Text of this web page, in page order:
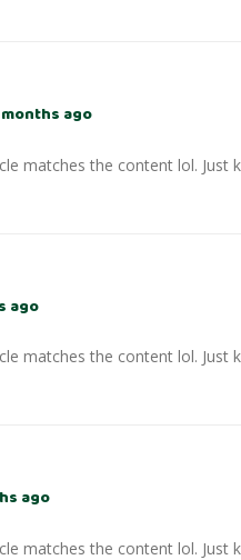
ago
matches the content lol.
ago
matches the content lol.
ago
matches the content lol.